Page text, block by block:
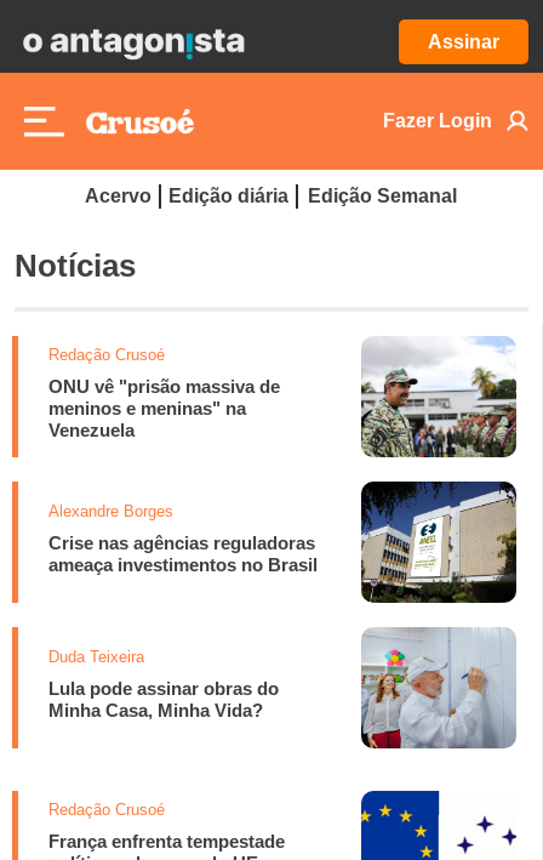
Assinar
Fazer Login
Acervo Edição diária Edição Semanal
Notícias
Redação Crusoé
ONU vê "prisão massiva de
meninos e meninas" na
Venezuela
Alexandre Borges
Crise nas agências reguladoras
ameaça investimentos no Brasil
Duda Teixeira
Lula pode assinar obras do
Minha Casa, Minha Vida?
Redação Crusoé
França enfrenta tempestade